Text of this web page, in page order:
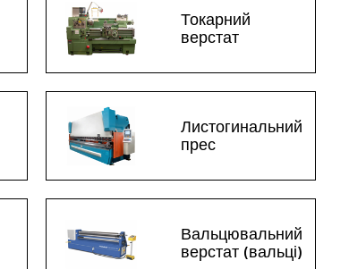
Токарний
верстат
Листогинальний
прес
Вальцювальний
верстат (вальці)